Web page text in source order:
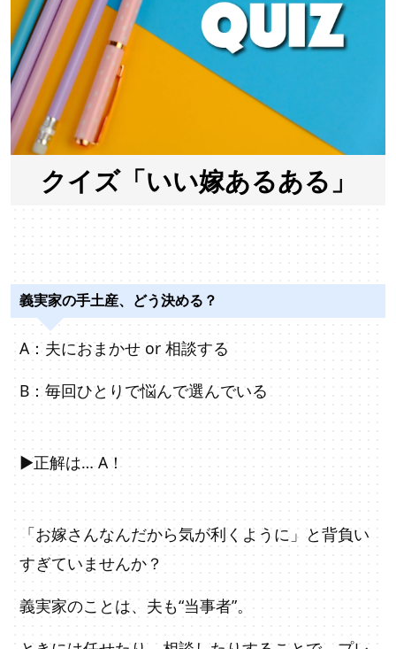
クイズ「いい嫁あるある」
義実家の手土産、どう決める？
A：夫におまかせ or 相談する
B：毎回ひとりで悩んで選んでいる
▶正解は… A！
「お嫁さんなんだから気が利くように」と背負い
すぎていませんか？
義実家のことは、夫も“当事者”。